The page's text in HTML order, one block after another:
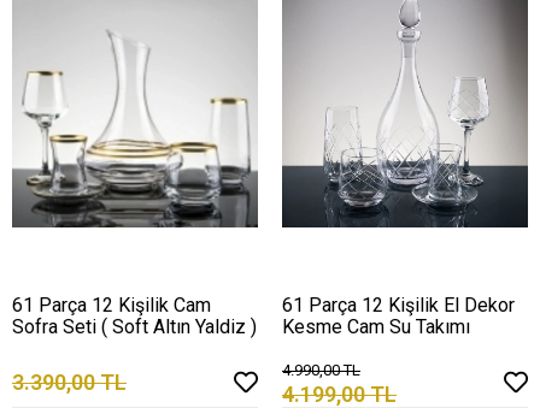
61 Parça 12 Kişilik Cam
Sofra Seti ( Soft Altın Yaldiz )
3.390,00 TL
61 Parça 12 Kişilik El Dekor
Kesme Cam Su Takımı
4.990,00 TL
4.199,00 TL